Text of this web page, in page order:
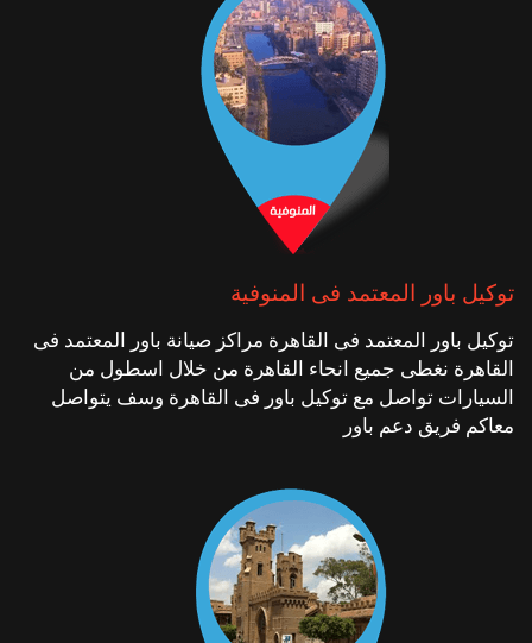
توكيل باور المعتمد فى المنوفية
توكيل باور المعتمد فى القاهرة مراكز صيانة باور المعتمد فى
القاهرة نغطى جميع انحاء القاهرة من خلال اسطول من
السيارات تواصل مع توكيل باور فى القاهرة وسف يتواصل
معاكم فريق دعم باور